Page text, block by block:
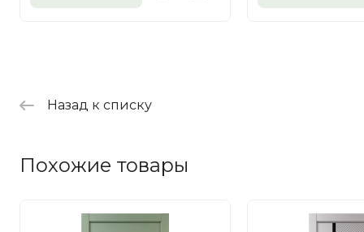
Назад к списку
Похожие товары